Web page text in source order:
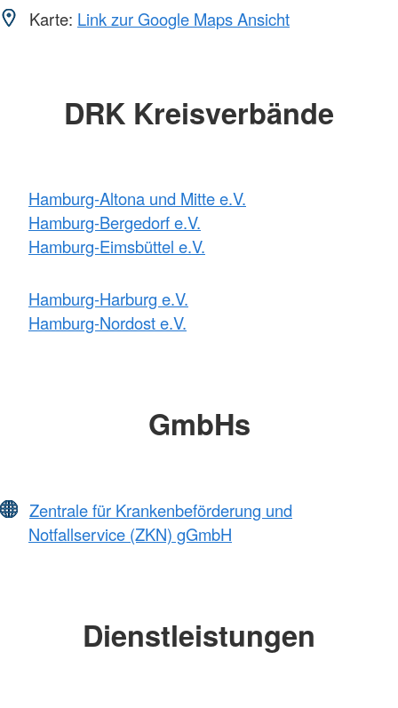
Karte: Link zur Google Maps Ansicht
DRK Kreisverbände
Hamburg-Altona und Mitte e.V.
Hamburg-Bergedorf e.V.
Hamburg-Eimsbüttel e.V.
Hamburg-Harburg e.V.
Hamburg-Nordost e.V.
GmbHs
Zentrale für Krankenbeförderung und
Notfallservice (ZKN) gGmbH
Dienstleistungen